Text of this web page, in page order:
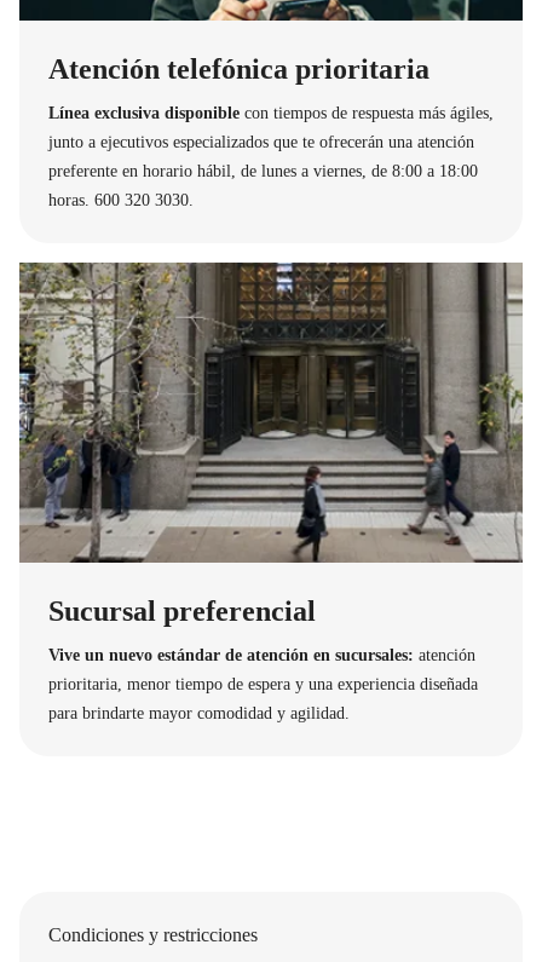
Atención telefónica prioritaria
Línea exclusiva disponible con tiempos de respuesta más ágiles,
junto a ejecutivos especializados que te ofrecerán una atención
preferente en horario hábil, de lunes a viernes, de 8:00 a 18:00
horas. 600 320 3030.
Sucursal preferencial
Vive un nuevo estándar de atención en sucursales: atención
prioritaria, menor tiempo de espera y una experiencia diseñada
para brindarte mayor comodidad y agilidad.
Condiciones y restricciones